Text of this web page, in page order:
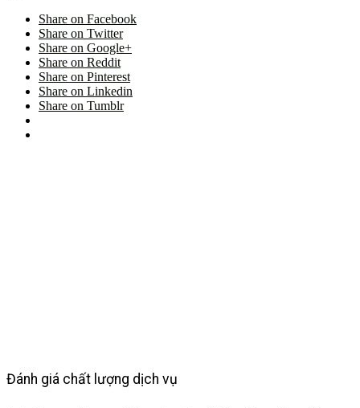
Share on Facebook
Share on Twitter
Share on Google+
Share on Reddit
Share on Pinterest
Share on Linkedin
Share on Tumblr
Đánh giá chất lượng dịch vụ